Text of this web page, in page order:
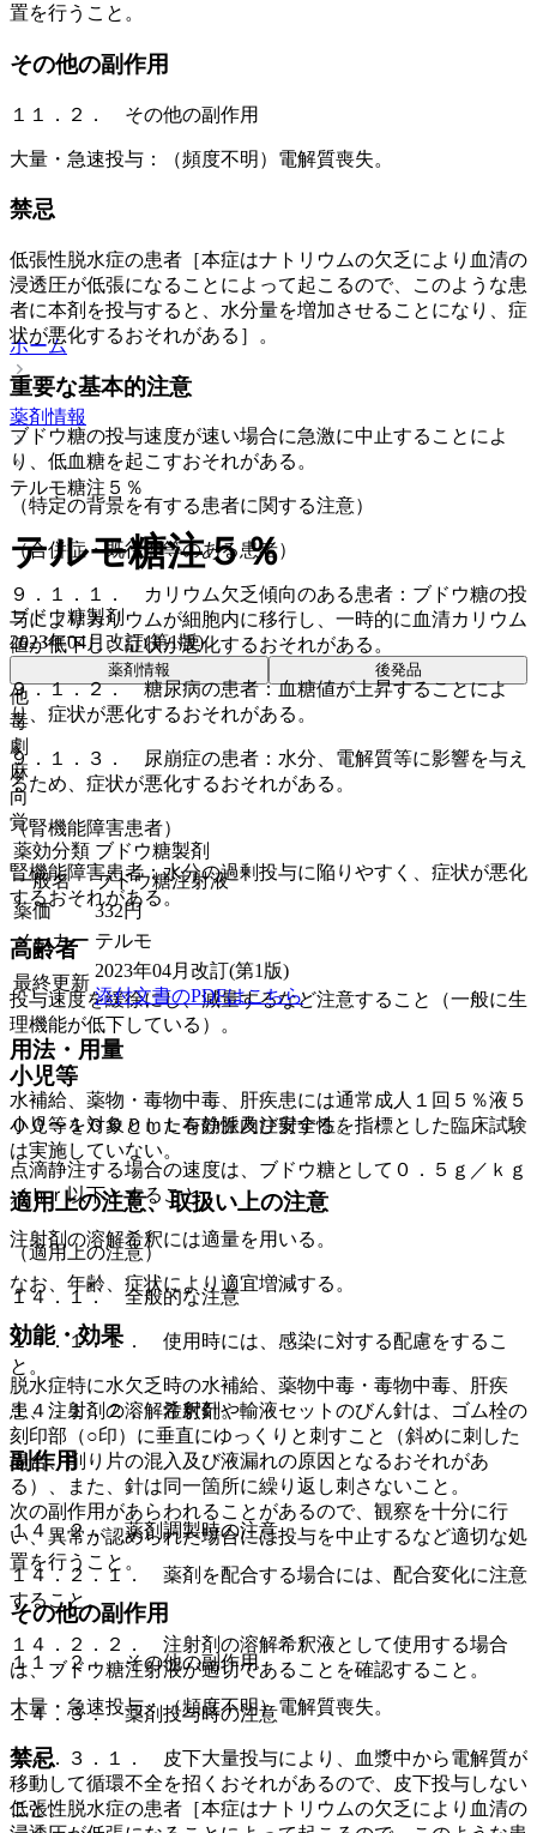
置を行うこと。
その他の副作用
１１．２． その他の副作用
大量・急速投与：（頻度不明）電解質喪失。
禁忌
低張性脱水症の患者［本症はナトリウムの欠乏により血清の
浸透圧が低張になることによって起こるので、このような患
者に本剤を投与すると、水分量を増加させることになり、症
状が悪化するおそれがある］。
重要な基本的注意
ブドウ糖の投与速度が速い場合に急激に中止することによ
り、低血糖を起こすおそれがある。
（特定の背景を有する患者に関する注意）
（合併症・既往歴等のある患者）
９．１．１． カリウム欠乏傾向のある患者：ブドウ糖の投
与によりカリウムが細胞内に移行し、一時的に血清カリウム
値が低下し、症状が悪化するおそれがある。
９．１．２． 糖尿病の患者：血糖値が上昇することによ
り、症状が悪化するおそれがある。
９．１．３． 尿崩症の患者：水分、電解質等に影響を与え
るため、症状が悪化するおそれがある。
（腎機能障害患者）
腎機能障害患者：水分の過剰投与に陥りやすく、症状が悪化
するおそれがある。
高齢者
投与速度を緩徐にし、減量するなど注意すること（一般に生
理機能が低下している）。
小児等
小児等を対象とした有効性及び安全性を指標とした臨床試験
は実施していない。
適用上の注意、取扱い上の注意
（適用上の注意）
１４．１． 全般的な注意
１４．１．１． 使用時には、感染に対する配慮をするこ
と。
１４．１．２． 注射針や輸液セットのびん針は、ゴム栓の
刻印部（○印）に垂直にゆっくりと刺すこと（斜めに刺した
場合、削り片の混入及び液漏れの原因となるおそれがあ
る）、また、針は同一箇所に繰り返し刺さないこと。
１４．２． 薬剤調製時の注意
１４．２．１． 薬剤を配合する場合には、配合変化に注意
すること。
１４．２．２． 注射剤の溶解希釈液として使用する場合
は、ブドウ糖注射液が適切であることを確認すること。
１４．３． 薬剤投与時の注意
１４．３．１． 皮下大量投与により、血漿中から電解質が
移動して循環不全を招くおそれがあるので、皮下投与しない
こと。
ホーム
薬剤情報
テルモ糖注５％
テルモ糖注５％
ブドウ糖製剤
2023年04月改訂(第1版)
薬剤情報 後発品
他
毒
劇
麻
向
覚
薬効分類 ブドウ糖製剤
一般名
ブドウ糖注射液
薬価
332円
メーカー テルモ
最終更新
2023年04月改訂(第1版)
添付文書のPDFはこちら
用法・用量
水補給、薬物・毒物中毒、肝疾患には通常成人１回５％液５
００〜１０００ｍＬを静脈内注射する。
点滴静注する場合の速度は、ブドウ糖として０．５ｇ／ｋｇ
／ｈｒ以下とすること。
注射剤の溶解希釈には適量を用いる。
なお、年齢、症状により適宜増減する。
効能・効果
脱水症特に水欠乏時の水補給、薬物中毒・毒物中毒、肝疾
患、注射剤の溶解希釈剤。
副作用
次の副作用があらわれることがあるので、観察を十分に行
い、異常が認められた場合には投与を中止するなど適切な処
置を行うこと。
その他の副作用
１１．２． その他の副作用
大量・急速投与：（頻度不明）電解質喪失。
禁忌
低張性脱水症の患者［本症はナトリウムの欠乏により血清の